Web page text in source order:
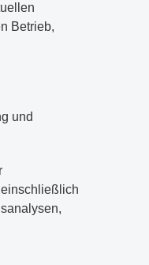
Betrieb,
und